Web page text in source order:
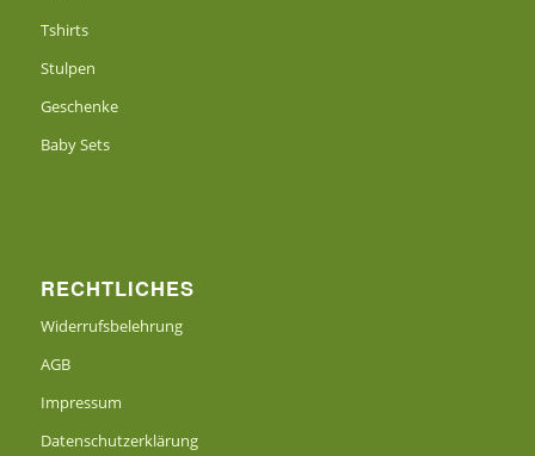
Tshirts
Stulpen
Geschenke
Baby Sets
RECHTLICHES
Widerrufsbelehrung
AGB
Impressum
Datenschutzerklärung